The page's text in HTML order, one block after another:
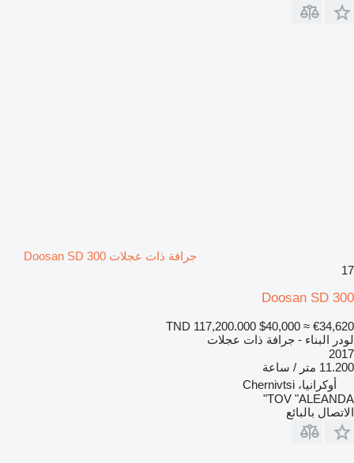
جرافة ذات عجلات Doosan SD 300
17
Doosan SD 300
TND 117,200.000 $40,000 ≈ €34,620
لودر البناء - جرافة ذات عجلات
2017
11.200 متر / ساعة
أوكرانيا، Chernivtsi
TOV "ALEANDA"
الاتصال بالبائع